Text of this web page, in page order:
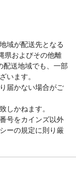
域が配送先となる
県およびその他離
配送地域でも、一部
います。
届かない場合がご
しかねます。
号をカインズ以外
ーの規定に則り厳